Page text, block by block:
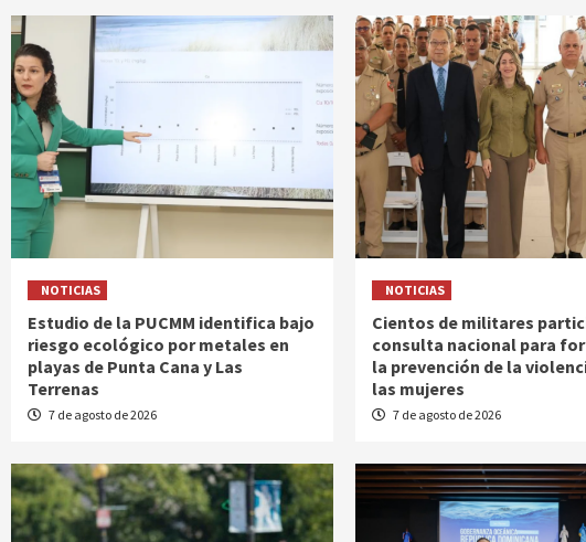
NOTICIAS
Estudio de la PUCMM identifica bajo
riesgo ecológico por metales en
playas de Punta Cana y Las
Terrenas
7 de agosto de 2026
NOTICIAS
Cientos de militares
consulta nacional para
la prevención de la
las mujeres
7 de agosto de 2026